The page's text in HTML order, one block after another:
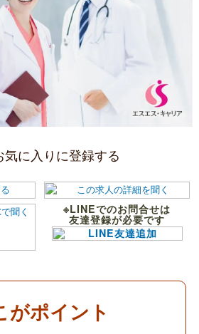
気に入りに登録する
※LINEでのお問合せは
友達登録が必要です
がポイント